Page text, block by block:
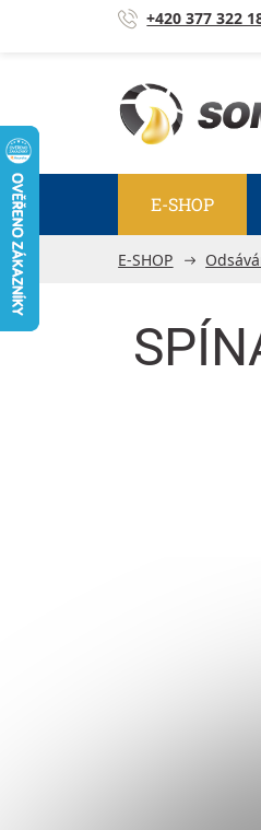
Přejít na obsah +420 377 322
E-SHOP
E-SHOP